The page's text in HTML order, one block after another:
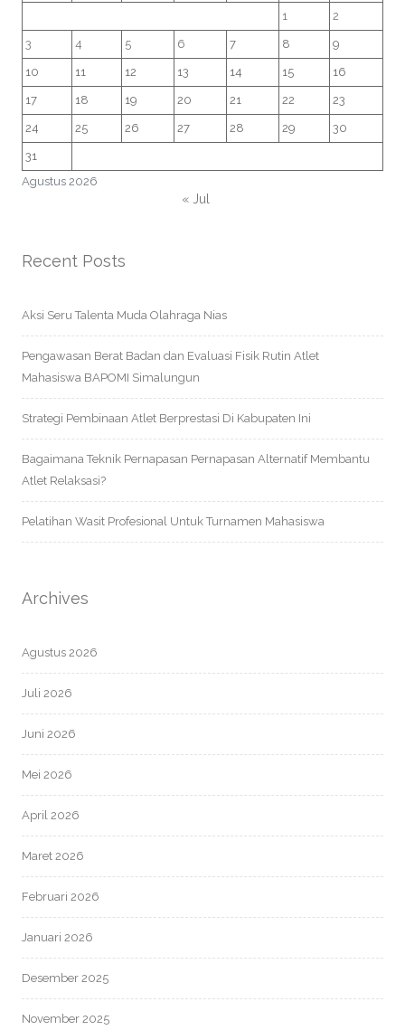
Agustus 2026
1 2
3 4 5 6 7 8 9
10 11 12 13 14 15 16
17 18 19 20 21 22 23
24 25 26 27 28 29 30
31
« Jul
Recent Posts
Aksi Seru Talenta Muda Olahraga Nias
Pengawasan Berat Badan dan Evaluasi Fisik Rutin Atlet
Mahasiswa BAPOMI Simalungun
Strategi Pembinaan Atlet Berprestasi Di Kabupaten Ini
Bagaimana Teknik Pernapasan Pernapasan Alternatif Membantu
Atlet Relaksasi?
Pelatihan Wasit Profesional Untuk Turnamen Mahasiswa
Archives
Agustus 2026
Juli 2026
Juni 2026
Mei 2026
April 2026
Maret 2026
Februari 2026
Januari 2026
Desember 2025
November 2025